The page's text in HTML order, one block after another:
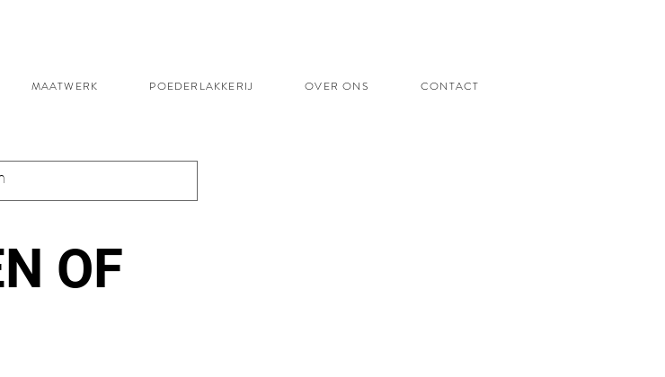
MAATWERK POEDERLAKKERIJ OVER ONS CONTACT
OF